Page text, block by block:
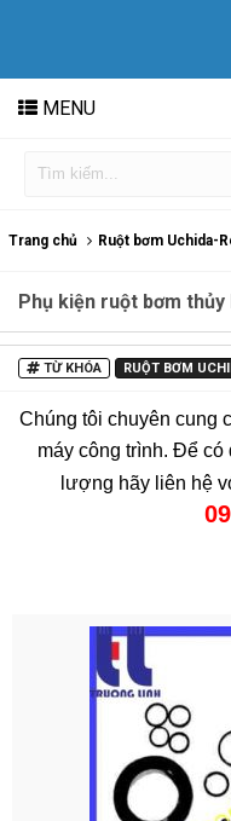
MENU
Trang chủ Ruột bơm Uchida-
Phụ kiện ruột bơm
TỪ KHÓA RUỘT BƠM
Chúng tôi chuyên cung
máy công trình. Để
lượng hãy liên hệ